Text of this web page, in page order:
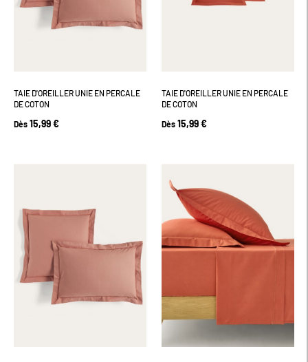
TAIE D'OREILLER UNIE EN PERCALE
DE COTON
Dès 15,99 €
TAIE D'OREILLER UNIE EN PERCALE
DE COTON
Dès 15,99 €